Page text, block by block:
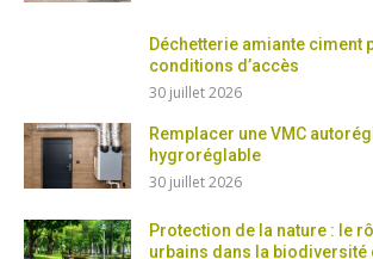
Déchetterie amiante ciment
conditions d’accès
30 juillet 2026
Remplacer une VMC
hygroréglable
30 juillet 2026
Protection de la nature : le
urbains dans la biodiversité